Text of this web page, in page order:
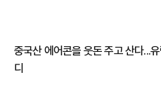
중국산 에어콘을 웃돈 주고 산다...
디